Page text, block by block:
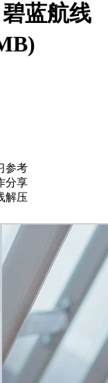
碧蓝航线
参考
分享
解压